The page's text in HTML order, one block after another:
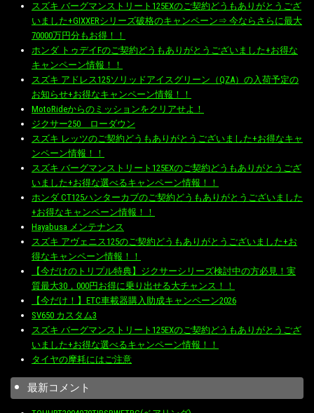
スズキ バーグマンストリート125EXのご契約どうもありがとうござ
いました+GIXXERシリーズ破格のキャンペーン⇒ 今ならさらに最大
70000万円分もお得！！
ホンダ トゥデイFのご契約どうもありがとうございました+お得な
キャンペーン情報！！
スズキ アドレス125ソリッドアイスグリーン（QZA）の入荷予定の
お知らせ+お得なキャンペーン情報！！
MotoRideからのミッションをクリアせよ！
ジクサー250 ローダウン
スズキ レッツのご契約どうもありがとうございました+お得なキャ
ンペーン情報！！
スズキ バーグマンストリート125EXのご契約どうもありがとうござ
いました+お得な選べるキャンペーン情報！！
ホンダ CT125ハンターカブのご契約どうもありがとうございました
+お得なキャンペーン情報！！
Hayabusa メンテナンス
スズキ アヴェニス125のご契約どうもありがとうございました+お
得なキャンペーン情報！！
【今だけのトリプル特典】ジクサーシリーズ検討中の方必見！実
質最大30，000円お得に乗り出せる大チャンス！！
【今だけ！】ETC車載器購入助成キャンペーン2026
SV650 カスタム3
スズキ バーグマンストリート125EXのご契約どうもありがとうござ
いました+お得な選べるキャンペーン情報！！
タイヤの摩耗にはご注意
最新コメント